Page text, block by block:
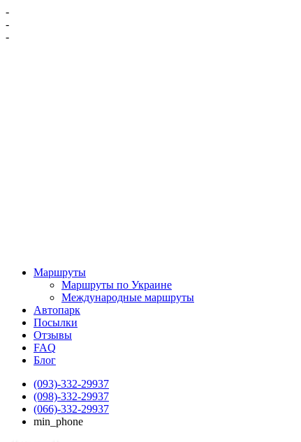
-
-
-
Маршруты
Маршруты по Украине
Международные маршруты
Автопарк
Посылки
Отзывы
FAQ
Блог
(093)-332-29937
(098)-332-29937
(066)-332-29937
min_phone